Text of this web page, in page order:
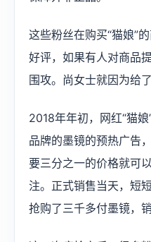
这些粉丝在购买“猫娘”
好评，如果有人对商品
围攻。尚女士就因为给
2018年年初，网红“猫
品牌的墨镜的预热广告
要三分之一的价格就可
注。正式销售当天，短
抢购了三千多付墨镜，